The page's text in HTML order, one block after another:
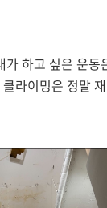
하고 싶은 운
라이밍은 정말